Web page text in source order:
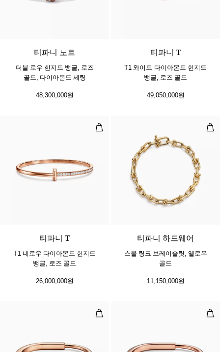
티파니 노트
더블 로우 힌지드 뱅글, 로즈
골드, 다이아몬드 세팅
48,300,000원
티파니 T
T1 와이드 다이아몬드 힌지드
뱅글, 로즈 골드
49,050,000원
T1 네로우 다이아몬드 힌지드 뱅글,
3 소재
티파니 T
T1 네로우 다이아몬드 힌지드
뱅글, 로즈 골드
26,000,000원
스
티파니 하드웨어
스몰 링크 브레이슬릿, 옐로우
골드
11,150,000원
뱅글, 로즈 골드, 다이아몬드 액센트
뱅